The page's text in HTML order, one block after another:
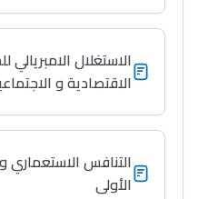
الاستغلال
الاقتصادية و
التنافس الاستعماري
الأولى